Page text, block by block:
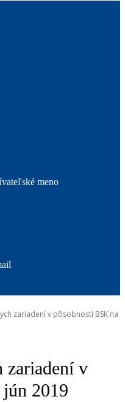
meno
zariadení v pôsobnosti BSK na
zariadení v
2019